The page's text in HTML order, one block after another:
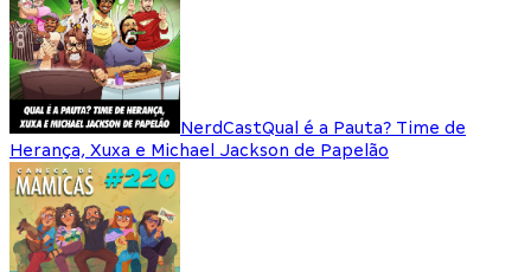
NerdCastQual é a Pauta? Time de
Herança, Xuxa e Michael Jackson de Papelão